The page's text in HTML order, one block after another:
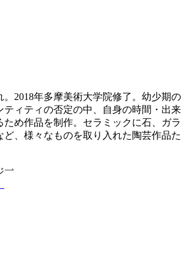
。2018年多摩美術大学院修了。幼少期の
ティティの否定の中、自身の時間・出来
ため作品を制作。セラミックに石、ガラ
ど、様々なものを取り入れた陶芸作品た